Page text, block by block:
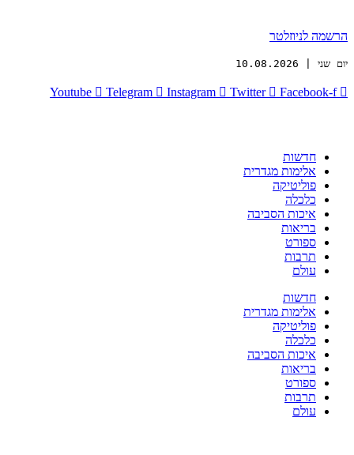
הרשמה לניוזלטר
יום שני | 10.08.2026
Youtube Telegram Instagram Twitter Facebook-f
חדשות
אלימות מגדרית
פוליטיקה
כלכלה
איכות הסביבה
בריאות
ספורט
תרבות
עולם
חדשות
אלימות מגדרית
פוליטיקה
כלכלה
איכות הסביבה
בריאות
ספורט
תרבות
עולם